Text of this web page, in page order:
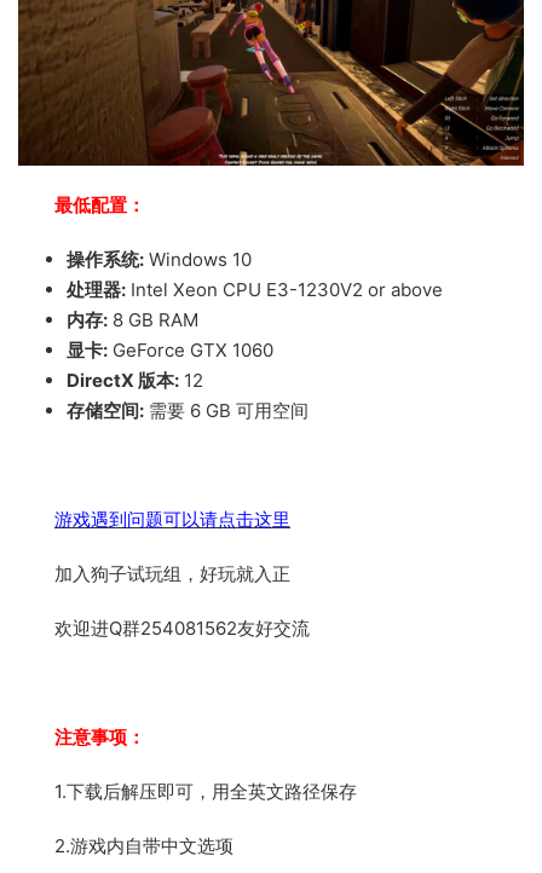
最低配置：
操作系统: Windows 10
处理器: Intel Xeon CPU E3-1230V2 or above
内存: 8 GB RAM
显卡: GeForce GTX 1060
DirectX 版本: 12
存储空间: 需要 6 GB 可用空间
游戏遇到问题可以请点击这里
加入狗子试玩组，好玩就入正
欢迎进Q群254081562友好交流
注意事项：
1.下载后解压即可，用全英文路径保存
2.游戏内自带中文选项